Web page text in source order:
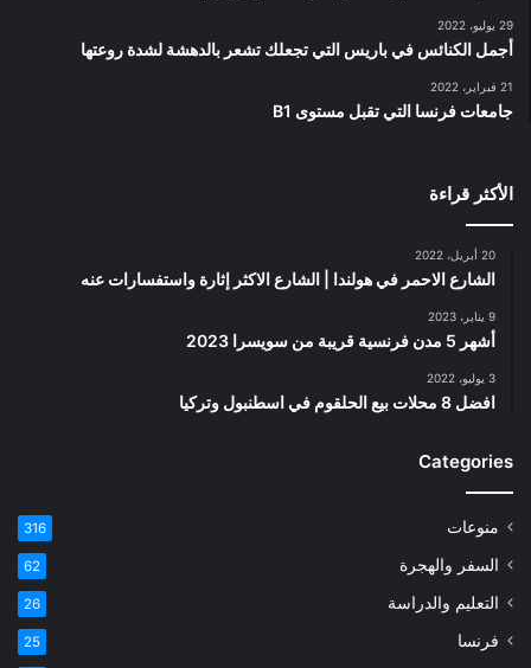
29 يوليو، 2022
أجمل الكنائس في باريس التي تجعلك تشعر بالدهشة لشدة روعتها
21 فبراير، 2022
جامعات فرنسا التي تقبل مستوى B1
الأكثر قراءة
20 أبريل، 2022
الشارع الاحمر في هولندا | الشارع الاكثر إثارة واستفسارات عنه
9 يناير، 2023
أشهر 5 مدن فرنسية قريبة من سويسرا 2023
3 يوليو، 2022
افضل 8 محلات بيع الحلقوم في اسطنبول وتركيا
Categories
منوعات 316
السفر والهجرة 62
التعليم والدراسة 26
فرنسا 25